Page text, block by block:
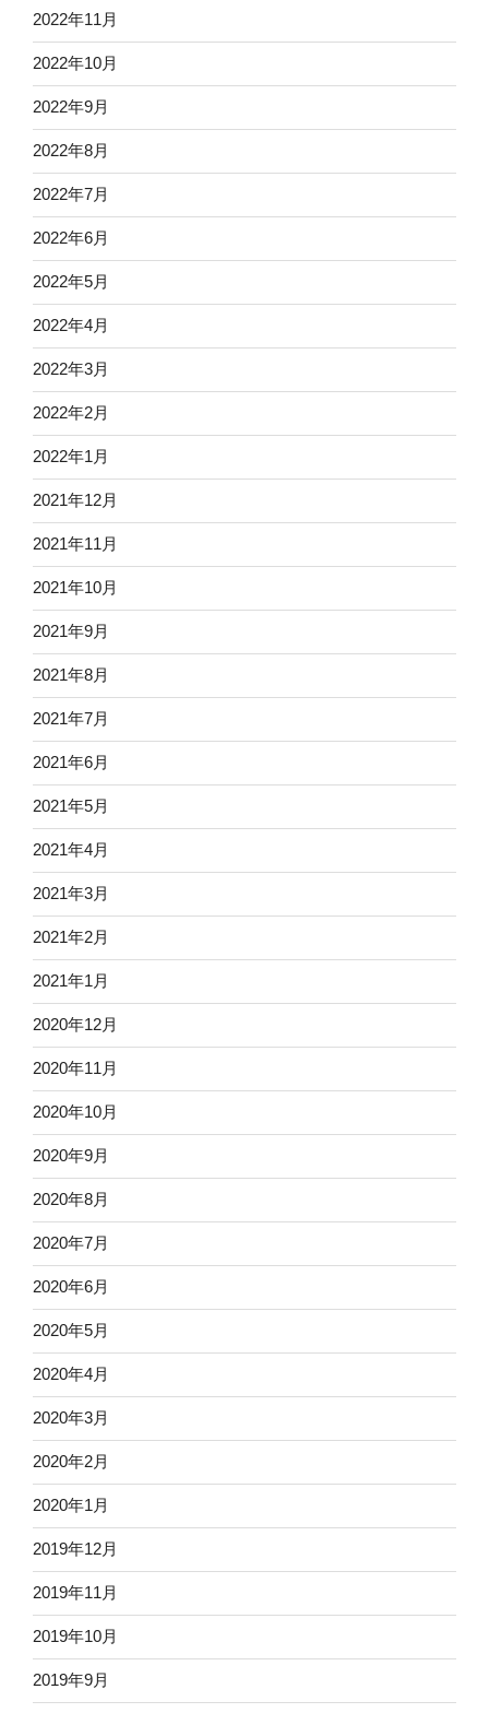
2022年11月
2022年10月
2022年9月
2022年8月
2022年7月
2022年6月
2022年5月
2022年4月
2022年3月
2022年2月
2022年1月
2021年12月
2021年11月
2021年10月
2021年9月
2021年8月
2021年7月
2021年6月
2021年5月
2021年4月
2021年3月
2021年2月
2021年1月
2020年12月
2020年11月
2020年10月
2020年9月
2020年8月
2020年7月
2020年6月
2020年5月
2020年4月
2020年3月
2020年2月
2020年1月
2019年12月
2019年11月
2019年10月
2019年9月